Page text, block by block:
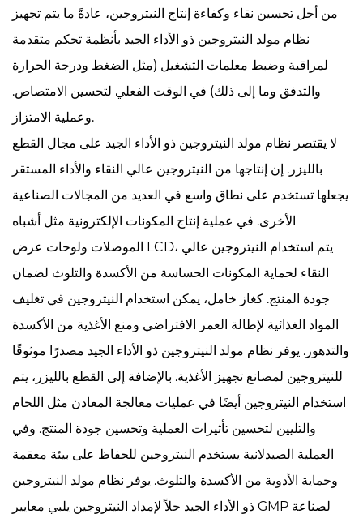
من أجل تحسين نقاء وكفاءة إنتاج النيتروجين، عادةً ما يتم تجهيز
نظام مولد النيتروجين ذو الأداء الجيد بأنظمة تحكم متقدمة
لمراقبة وضبط معلمات التشغيل (مثل الضغط ودرجة الحرارة
والتدفق وما إلى ذلك) في الوقت الفعلي لتحسين الامتصاص.
وعملية الامتزاز.
لا يقتصر نظام مولد النيتروجين ذو الأداء الجيد على مجال القطع
بالليزر. إن إنتاجها من النيتروجين عالي النقاء والأداء المستقر
يجعلها تستخدم على نطاق واسع في العديد من المجالات الصناعية
الأخرى. في عملية إنتاج المكونات الإلكترونية مثل أشباه
الموصلات ولوحات عرض LCD، يتم استخدام النيتروجين عالي
النقاء لحماية المكونات الحساسة من الأكسدة والتلوث لضمان
جودة المنتج. كغاز خامل، يمكن استخدام النيتروجين في تغليف
المواد الغذائية لإطالة العمر الافتراضي ومنع الأغذية من الأكسدة
والتدهور. يوفر نظام مولد النيتروجين ذو الأداء الجيد مصدرًا موثوقًا
للنيتروجين لمصانع تجهيز الأغذية. بالإضافة إلى القطع بالليزر، يتم
استخدام النيتروجين أيضًا في عمليات معالجة المعادن مثل اللحام
والتليين لتحسين تأثيرات العملية وتحسين جودة المنتج. وفي
العملية الصيدلانية يستخدم النيتروجين للحفاظ على بيئة معقمة
وحماية الأدوية من الأكسدة والتلوث. يوفر نظام مولد النيتروجين
ذو الأداء الجيد حلاً لإمداد النيتروجين يلبي معايير GMP لصناعة